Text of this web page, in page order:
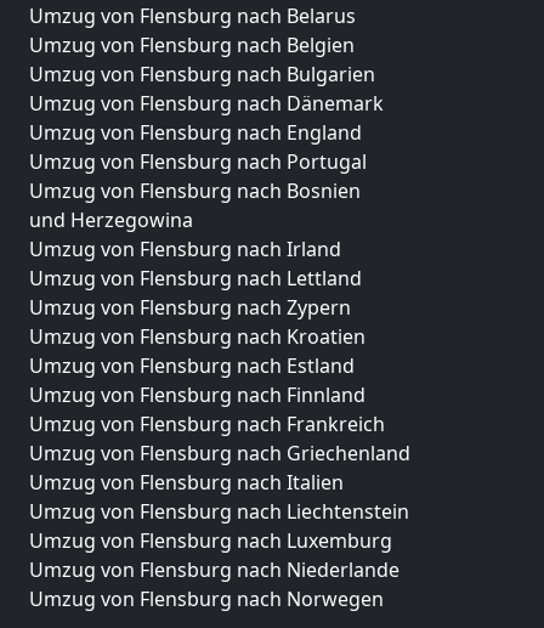
Umzug von Flensburg nach Belarus
Umzug von Flensburg nach Belgien
Umzug von Flensburg nach Bulgarien
Umzug von Flensburg nach Dänemark
Umzug von Flensburg nach England
Umzug von Flensburg nach Portugal
Umzug von Flensburg nach Bosnien
und Herzegowina
Umzug von Flensburg nach Irland
Umzug von Flensburg nach Lettland
Umzug von Flensburg nach Zypern
Umzug von Flensburg nach Kroatien
Umzug von Flensburg nach Estland
Umzug von Flensburg nach Finnland
Umzug von Flensburg nach Frankreich
Umzug von Flensburg nach Griechenland
Umzug von Flensburg nach Italien
Umzug von Flensburg nach Liechtenstein
Umzug von Flensburg nach Luxemburg
Umzug von Flensburg nach Niederlande
Umzug von Flensburg nach Norwegen